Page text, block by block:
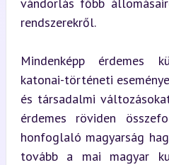
rendszerekről.
Mindenképp érdemes
katonai-történeti
és társadalmi
érdemes röviden
honfoglaló magyarság
tovább a mai magyar